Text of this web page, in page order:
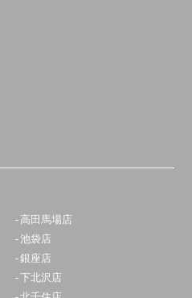
高田馬場店
池袋店
銀座店
下北沢店